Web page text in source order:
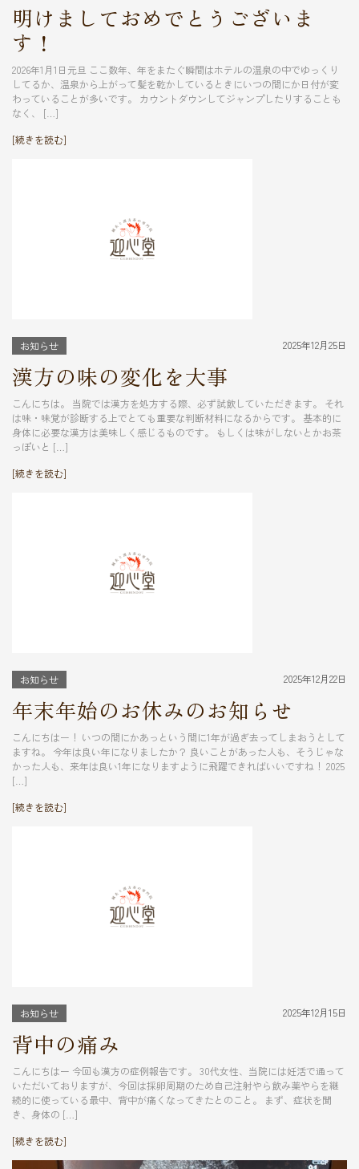
明けましておめでとうございま
す！
2026年1月1日元旦 ここ数年、年をまたぐ瞬間はホテルの温泉の中でゆっくり
してるか、温泉から上がって髪を乾かしているときにいつの間にか日付が変
わっていることが多いです。 カウントダウンしてジャンプしたりすることも
なく、 […]
[続きを読む]
お知らせ 2025年12月25日
漢方の味の変化を大事
こんにちは。 当院では漢方を処方する際、必ず試飲していただきます。 それ
は味・味覚が診断する上でとても重要な判断材料になるからです。 基本的に
身体に必要な漢方は美味しく感じるものです。 もしくは味がしないとかお茶
っぽいと […]
[続きを読む]
お知らせ 2025年12月22日
年末年始のお休みのお知らせ
こんにちはー！ いつの間にかあっという間に1年が過ぎ去ってしまおうとして
ますね。 今年は良い年になりましたか？ 良いことがあった人も、そうじゃな
かった人も、来年は良い1年になりますように飛躍できればいいですね！ 2025
[…]
[続きを読む]
お知らせ 2025年12月15日
背中の痛み
こんにちはー 今回も漢方の症例報告です。 30代女性、当院には妊活で通って
いただいておりますが、今回は採卵周期のため自己注射やら飲み薬やらを継
続的に使っている最中、背中が痛くなってきたとのこと。 まず、症状を聞
き、身体の […]
[続きを読む]